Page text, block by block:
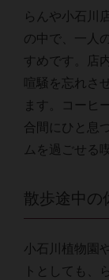
らんや小石川
の中で、一人
すめです。店
喧騒を忘れさ
ます。コーヒ
合間にひと息
ムを過ごせる
散歩途中の
小石川植物園
トとしても、